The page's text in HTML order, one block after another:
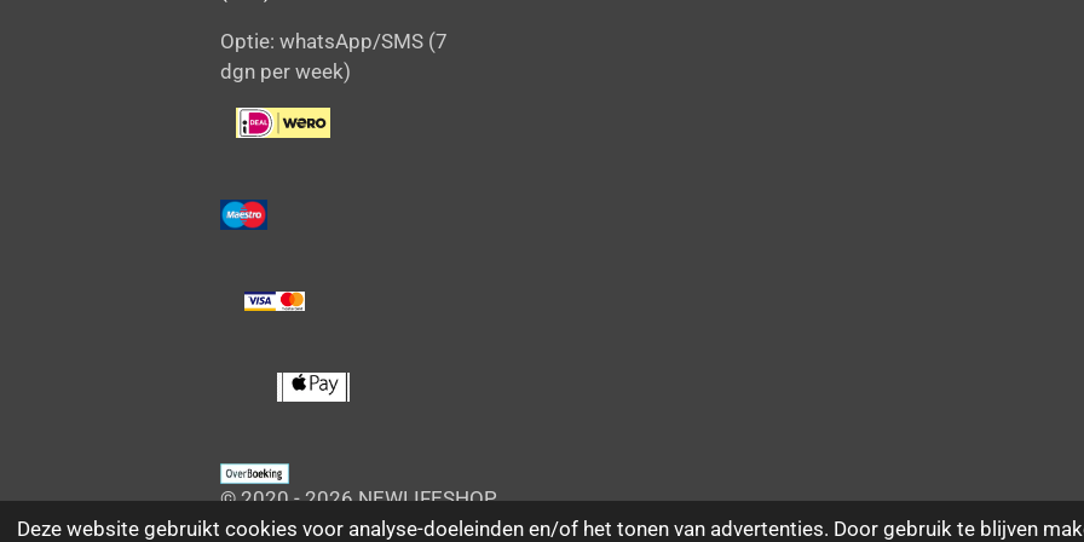
Deze website gebruikt cookies voor analyse-doeleinden en/of het tonen van advertenties. Door gebruik te blijven
Optie: whatsApp/SMS (7
dgn per week)
© 2020 - 2026 NEWLIFESHOP